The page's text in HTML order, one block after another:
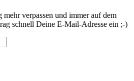
verpassen und immer auf dem
schnell Deine E-Mail-Adresse ein ;-)